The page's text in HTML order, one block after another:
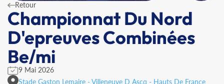
Retour
Championnat Du Nord
D'epreuves Combinées
Be/mi
9 Mai 2026
Stade Gaston Lemaire - Villeneuve D Ascq - Hauts De France